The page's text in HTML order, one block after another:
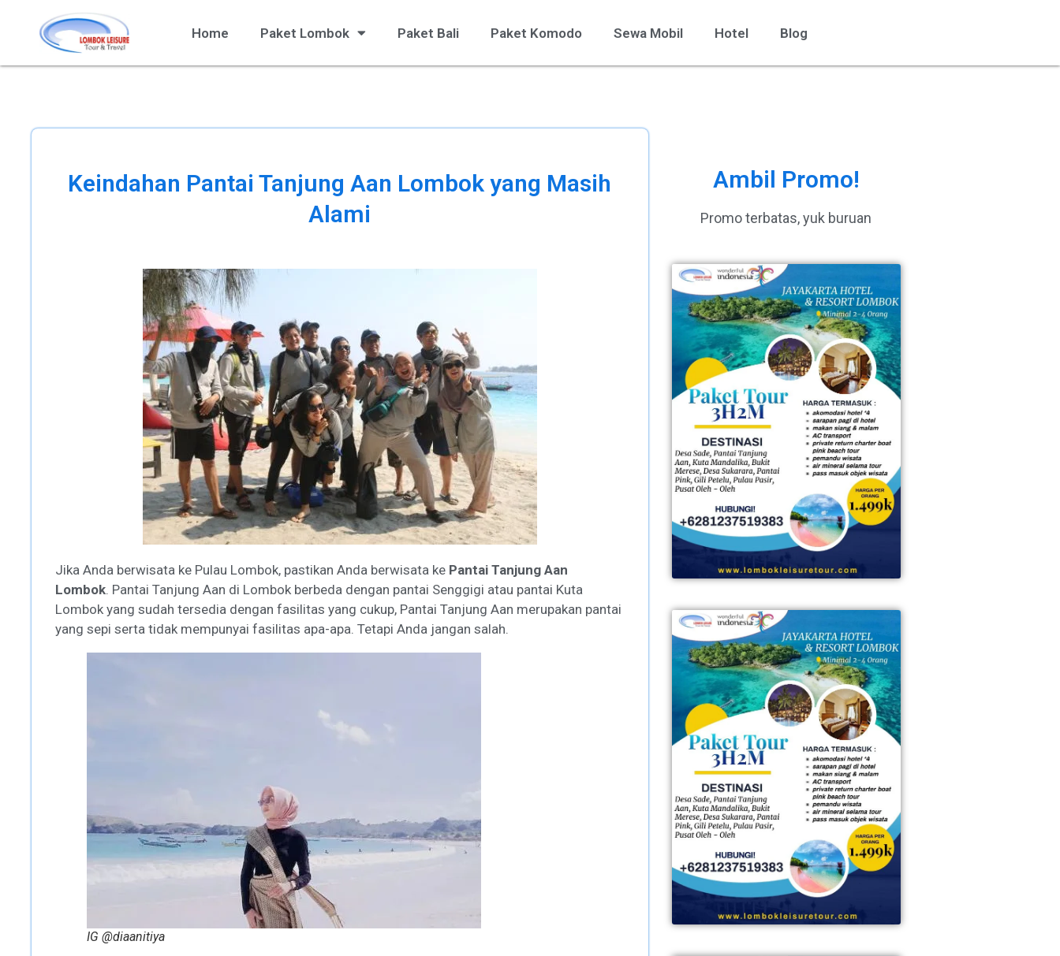
Home Paket Lombok Paket Bali Paket Komodo Sewa Mobil Hotel Blog
Keindahan Pantai Tanjung Aan Lombok yang Masih
Alami
Jika Anda berwisata ke Pulau Lombok, pastikan Anda berwisata ke Pantai Tanjung Aan
Lombok. Pantai Tanjung Aan di Lombok berbeda dengan pantai Senggigi atau pantai Kuta
Lombok yang sudah tersedia dengan fasilitas yang cukup, Pantai Tanjung Aan merupakan pantai
yang sepi serta tidak mempunyai fasilitas apa-apa. Tetapi Anda jangan salah.
IG @diaanitiya
Ambil Promo!
Promo terbatas, yuk buruan